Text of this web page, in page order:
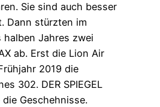
Sie sind auch besser
Dann stürzten im
halben Jahres zwei
ab. Erst die Lion Air
2019 die
302. DER SPIEGEL
Geschehnisse.